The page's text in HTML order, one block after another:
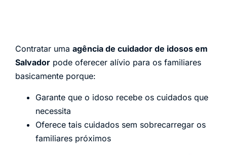
Contratar uma agência de cuidador de idosos em
Salvador pode oferecer alívio para os familiares
basicamente porque:
Garante que o idoso recebe os cuidados que
necessita
Oferece tais cuidados sem sobrecarregar os
familiares próximos